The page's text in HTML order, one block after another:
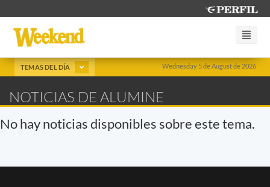
Wednesday 5 de August de 2026
TEMAS DEL DÍA
NOTICIAS DE ALUMINE
No hay noticias disponibles sobre este tema.